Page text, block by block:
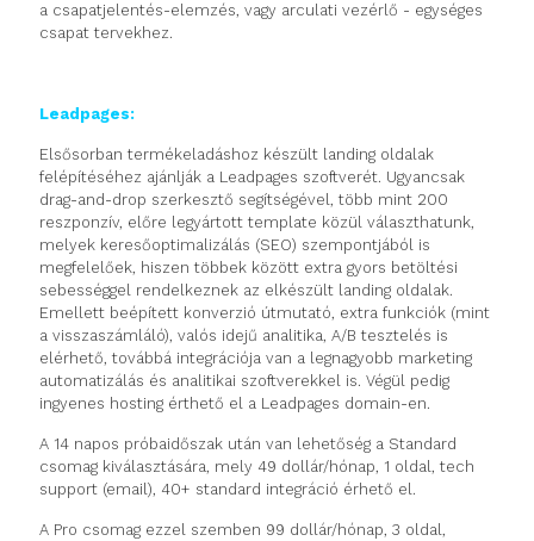
a csapatjelentés-elemzés, vagy arculati vezérlő - egységes
csapat tervekhez.
Leadpages:
Elsősorban termékeladáshoz készült landing oldalak
felépítéséhez ajánlják a Leadpages szoftverét. Ugyancsak
drag-and-drop szerkesztő segítségével, több mint 200
reszponzív, előre legyártott template közül választhatunk,
melyek keresőoptimalizálás (SEO) szempontjából is
megfelelőek, hiszen többek között extra gyors betöltési
sebességgel rendelkeznek az elkészült landing oldalak.
Emellett beépített konverzió útmutató, extra funkciók (mint
a visszaszámláló), valós idejű analitika, A/B tesztelés is
elérhető, továbbá integrációja van a legnagyobb marketing
automatizálás és analitikai szoftverekkel is. Végül pedig
ingyenes hosting érthető el a Leadpages domain-en.
A 14 napos próbaidőszak után van lehetőség a Standard
csomag kiválasztására, mely 49 dollár/hónap, 1 oldal, tech
support (email), 40+ standard integráció érhető el.
A Pro csomag ezzel szemben 99 dollár/hónap, 3 oldal,